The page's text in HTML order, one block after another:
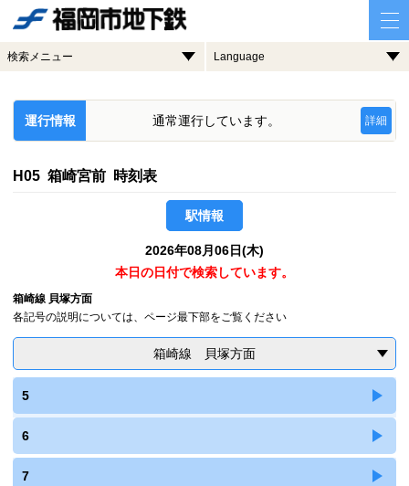
検索メニュー Language
運行情報 通常運行しています。 詳細
H05 箱崎宮前 時刻表
駅情報
2026年08月06日(木)
本日の日付で検索しています。
箱崎線 貝塚方面
各記号の説明については、ページ最下部をご覧ください
箱崎線 貝塚方面
5
6
7